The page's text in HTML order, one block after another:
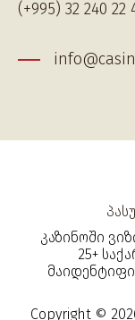
(+995) 32 240 22
კაზინოში
25+
Copyright ©